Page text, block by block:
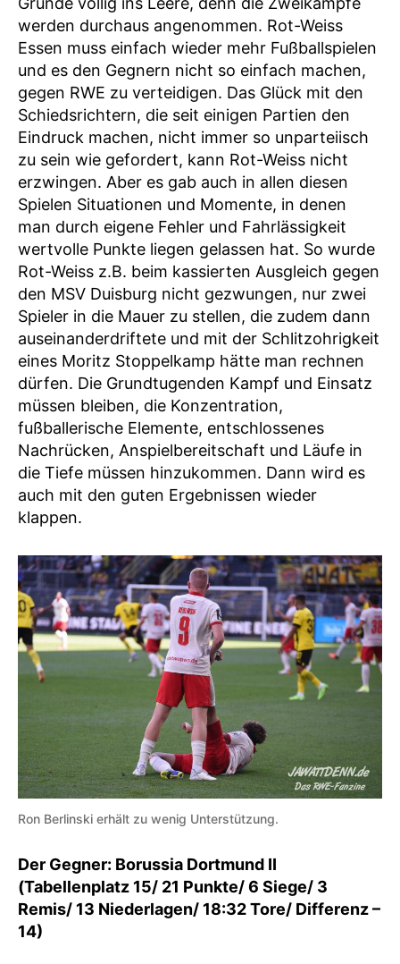
werden durchaus angenommen. Rot-Weiss
Essen muss einfach wieder mehr Fußballspielen
und es den Gegnern nicht so einfach machen,
gegen RWE zu verteidigen. Das Glück mit den
Schiedsrichtern, die seit einigen Partien den
Eindruck machen, nicht immer so unparteiisch
zu sein wie gefordert, kann Rot-Weiss nicht
erzwingen. Aber es gab auch in allen diesen
Spielen Situationen und Momente, in denen
man durch eigene Fehler und Fahrlässigkeit
wertvolle Punkte liegen gelassen hat. So wurde
Rot-Weiss z.B. beim kassierten Ausgleich gegen
den MSV Duisburg nicht gezwungen, nur zwei
Spieler in die Mauer zu stellen, die zudem dann
auseinanderdriftete und mit der Schlitzohrigkeit
eines Moritz Stoppelkamp hätte man rechnen
dürfen. Die Grundtugenden Kampf und Einsatz
müssen bleiben, die Konzentration,
fußballerische Elemente, entschlossenes
Nachrücken, Anspielbereitschaft und Läufe in
die Tiefe müssen hinzukommen. Dann wird es
auch mit den guten Ergebnissen wieder
klappen.
Ron Berlinski erhält zu wenig Unterstützung.
Der Gegner: Borussia Dortmund II
(Tabellenplatz 15/ 21 Punkte/ 6 Siege/ 3
Remis/ 13 Niederlagen/ 18:32 Tore/ Differenz –
14)